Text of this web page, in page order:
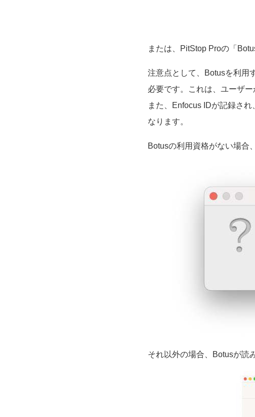
または、PitStop Proの「
注意点として、Botusを利用
必要です。これは、ユーザ
また、Enfocus IDが記録さ
なります。
Botusの利用資格がない場合
それ以外の場合、Botusが読